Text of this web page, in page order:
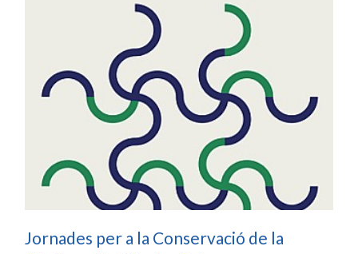
Jornades per a la Conservació de la